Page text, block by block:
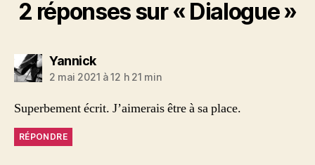
2 réponses sur « Dialogue »
Yannickdit :
2 mai 2021 à 12 h 21 min
Superbement écrit. J’aimerais être à sa place.
RÉPONDRE